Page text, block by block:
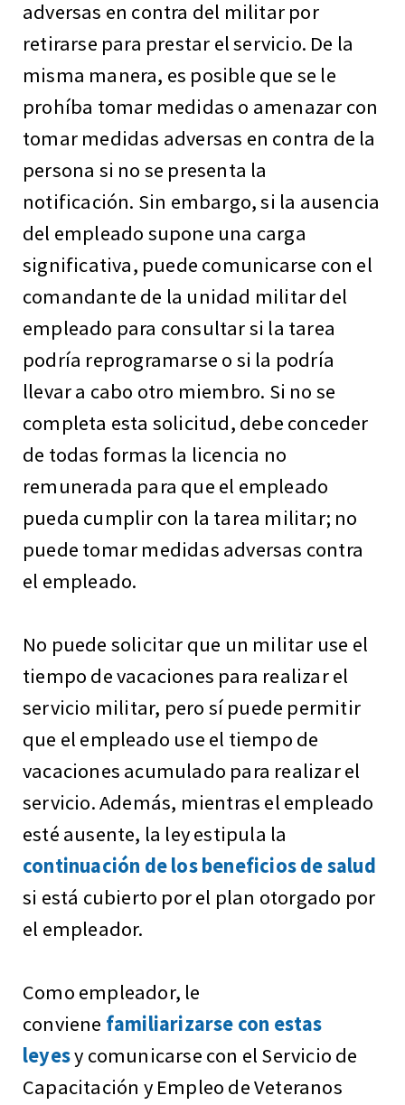
adversas en contra del militar por
retirarse para prestar el servicio. De la
misma manera, es posible que se le
prohíba tomar medidas o amenazar con
tomar medidas adversas en contra de la
persona si no se presenta la
notificación. Sin embargo, si la ausencia
del empleado supone una carga
significativa, puede comunicarse con el
comandante de la unidad militar del
empleado para consultar si la tarea
podría reprogramarse o si la podría
llevar a cabo otro miembro. Si no se
completa esta solicitud, debe conceder
de todas formas la licencia no
remunerada para que el empleado
pueda cumplir con la tarea militar; no
puede tomar medidas adversas contra
el empleado.
No puede solicitar que un militar use el
tiempo de vacaciones para realizar el
servicio militar, pero sí puede permitir
que el empleado use el tiempo de
vacaciones acumulado para realizar el
servicio. Además, mientras el empleado
esté ausente, la ley estipula la
continuación de los beneficios de salud
si está cubierto por el plan otorgado por
el empleador.
Como empleador, le
conviene familiarizarse con estas
leyesy comunicarse con el Servicio de
Capacitación y Empleo de Veteranos